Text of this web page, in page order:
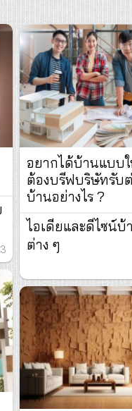
อยากได้บ้านแบบ
ต้องบรีฟบริษัทรับ
บ้านอย่างไร ?
ไอเดียและดีไซน์บ้
ต่าง ๆ